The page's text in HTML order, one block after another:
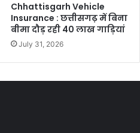
Chhattisgarh Vehicle
Insurance : छत्तीसगढ़ में बिना
बीमा दौड़ रही 40 लाख गाड़ियां
July 31, 2026